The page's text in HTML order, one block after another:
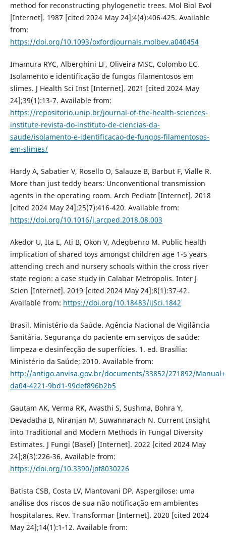
method for reconstructing phylogenetic trees. Mol Biol Evol
[Internet]. 1987 [cited 2024 May 24];4(4):406-425. Available
from:
https://doi.org/10.1093/oxfordjournals.molbev.a040454
Imamura RYC, Alberghini LF, Oliveira MSC, Colombo EC.
Isolamento e identificação de fungos filamentosos em
slimes. J Health Sci Inst [Internet]. 2021 [cited 2024 May
24];39(1):13-7. Available from:
https://repositorio.unip.br/journal-of-the-health-sciences-
institute-revista-do-instituto-de-ciencias-da-
saude/isolamento-e-identificacao-de-fungos-filamentosos-
em-slimes/
Hardy A, Sabatier V, Rosello O, Salauze B, Barbut F, Vialle R.
More than just teddy bears: Unconventional transmission
agents in the operating room. Arch Pediatr [Internet]. 2018
[cited 2024 May 24];25(7):416-420. Available from:
https://doi.org/10.1016/j.arcped.2018.08.003
Akedor U, Ita E, Ati B, Okon V, Adegbenro M. Public health
implication of shared toys amongst children age 1-5 years
attending crech and nursery schools within the cross river
state region: a case study in Calabar Metropolis. Inter J
Scien [Internet]. 2019 [cited 2024 May 24];8(1):37-42.
Available from: https://doi.org/10.18483/ijSci.1842
Brasil. Ministério da Saúde. Agência Nacional de Vigilância
Sanitária. Segurança do paciente em serviços de saúde:
limpeza e desinfecção de superfícies. 1. ed. Brasília:
Ministério da Saúde; 2010. Available from:
http://antigo.anvisa.gov.br/documents/33852/271892/
da04-4221-9bd1-99def896b2b5
Gautam AK, Verma RK, Avasthi S, Sushma, Bohra Y,
Devadatha B, Niranjan M, Suwannarach N. Current Insight
into Traditional and Modern Methods in Fungal Diversity
Estimates. J Fungi (Basel) [Internet]. 2022 [cited 2024 May
24];8(3):226-36. Available from:
https://doi.org/10.3390/jof8030226
Batista CSB, Costa LV, Mantovani DP. Aspergilose: uma
análise dos riscos de sua não notificação em ambientes
hospitalares. Rev. Transformar [Internet]. 2020 [cited 2024
May 24];14(1):1-12. Available from: